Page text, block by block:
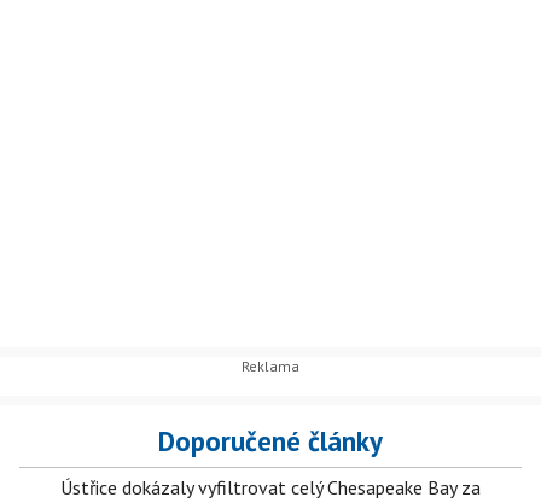
Doporučené články
Ústřice dokázaly vyfiltrovat celý Chesapeake Bay za